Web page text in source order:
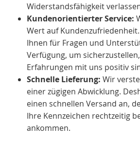
Widerstandsfähigkeit
Kundenorientierter Service:
Wert auf
Ihnen für Fragen und
Verfügung, um
Erfahrungen mit uns positiv
Schnelle Lieferung: Wir
einer zügigen Abwicklung.
einen schnellen Versand an,
Ihre Kennzeichen rechtzeitig
ankommen.